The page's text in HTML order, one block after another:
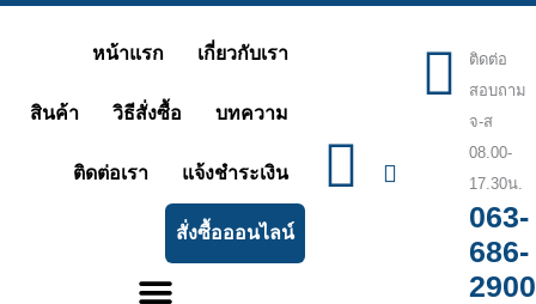
content
หน้าแรก เกี่ยวกับเรา
สินค้า วิธีสั่งซื้อ บทความ
ติดต่อเรา แจ้งชำระเงิน
สั่งซื้อออนไลน์
ติดต่อ
สอบถาม
จ-ส
08.00-
17.30น.
063-
686-
2900